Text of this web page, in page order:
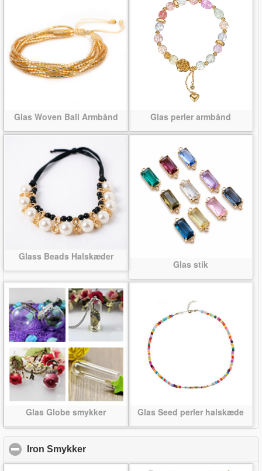
Glas Woven Ball Armbånd Glas perler armbånd
Glass Beads Halskæder
Glas stik
Glas Globe smykker Glas Seed perler halskæde
Iron Smykker